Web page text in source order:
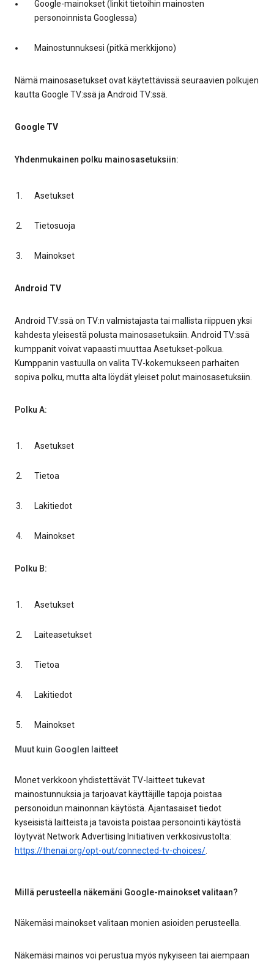
Google-mainokset (linkit tietoihin mainosten
personoinnista Googlessa)
Mainostunnuksesi (pitkä merkkijono)
Nämä mainosasetukset ovat käytettävissä seuraavien polkujen
kautta Google TV:ssä ja Android TV:ssä.
Google TV
Yhdenmukainen polku mainosasetuksiin:
Asetukset
Tietosuoja
Mainokset
Android TV
Android TV:ssä on TV:n valmistajasta tai mallista riippuen yksi
kahdesta yleisestä polusta mainosasetuksiin. Android TV:ssä
kumppanit voivat vapaasti muuttaa Asetukset-polkua.
Kumppanin vastuulla on valita TV-kokemukseen parhaiten
sopiva polku, mutta alta löydät yleiset polut mainosasetuksiin.
Polku A:
Asetukset
Tietoa
Lakitiedot
Mainokset
Polku B:
Asetukset
Laiteasetukset
Tietoa
Lakitiedot
Mainokset
Muut kuin Googlen laitteet
Monet verkkoon yhdistettävät TV-laitteet tukevat
mainostunnuksia ja tarjoavat käyttäjille tapoja poistaa
personoidun mainonnan käytöstä. Ajantasaiset tiedot
kyseisistä laitteista ja tavoista poistaa personointi käytöstä
löytyvät Network Advertising Initiativen verkkosivustolta:
https://thenai.org/opt-out/connected-tv-choices/.
Millä perusteella näkemäni Google-mainokset valitaan?
Näkemäsi mainokset valitaan monien asioiden perusteella.
Näkemäsi mainos voi perustua myös nykyiseen tai aiempaan